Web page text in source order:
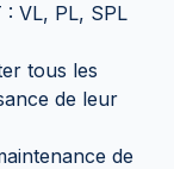
: VL, PL, SPL
tous les
de leur
de